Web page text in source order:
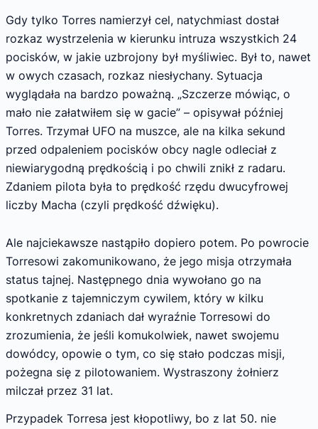
Gdy tylko Torres namierzył cel, natychmiast dostał
rozkaz wystrzelenia w kierunku intruza wszystkich 24
pocisków, w jakie uzbrojony był myśliwiec. Był to, nawet
w owych czasach, rozkaz niesłychany. Sytuacja
wyglądała na bardzo poważną. „Szczerze mówiąc, o
mało nie załatwiłem się w gacie” – opisywał później
Torres. Trzymał UFO na muszce, ale na kilka sekund
przed odpaleniem pocisków obcy nagle odleciał z
niewiarygodną prędkością i po chwili znikł z radaru.
Zdaniem pilota była to prędkość rzędu dwucyfrowej
liczby Macha (czyli prędkość dźwięku).
Ale najciekawsze nastąpiło dopiero potem. Po powrocie
Torresowi zakomunikowano, że jego misja otrzymała
status tajnej. Następnego dnia wywołano go na
spotkanie z tajemniczym cywilem, który w kilku
konkretnych zdaniach dał wyraźnie Torresowi do
zrozumienia, że jeśli komukolwiek, nawet swojemu
dowódcy, opowie o tym, co się stało podczas misji,
pożegna się z pilotowaniem. Wystraszony żołnierz
milczał przez 31 lat.
Przypadek Torresa jest kłopotliwy, bo z lat 50. nie